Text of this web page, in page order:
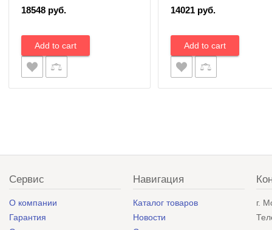
18548 руб. 14021 руб.
Сервис
О компании
Гарантия
Навигация
Каталог товаров
Новости
г.